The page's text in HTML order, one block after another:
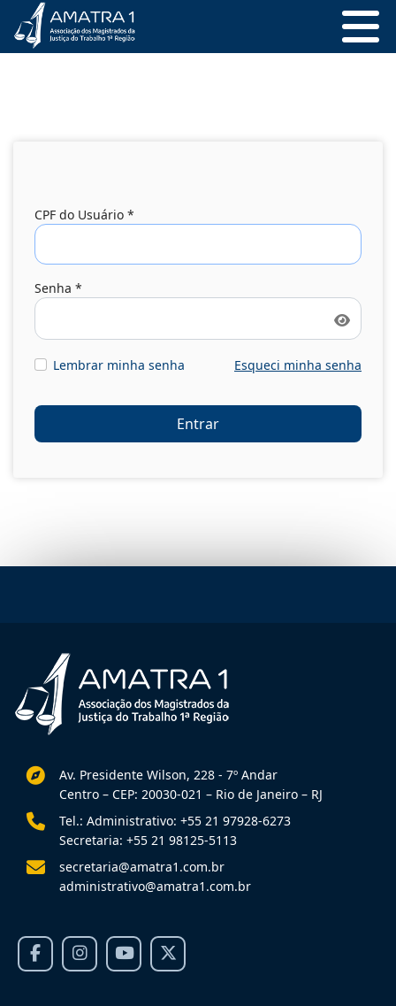
CPF do Usuário *
Senha *
Mostrar
Lembrar minha senha Esqueci minha senha
Entrar
Av. Presidente Wilson, 228 - 7º Andar
Centro – CEP: 20030-021 – Rio de Janeiro – RJ
Tel.: Administrativo: +55 21 97928-6273
Secretaria: +55 21 98125-5113
secretaria@amatra1.com.br
administrativo@amatra1.com.br